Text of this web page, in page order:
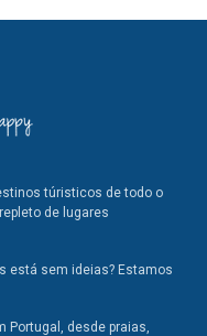
túristicos de todo o
de lugares
está sem ideias? Estamos
Portugal, desde praias,